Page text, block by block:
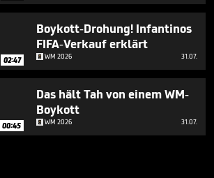
02:47
Boykott-Drohung! Infantinos
FIFA-Verkauf erklärt
WM 2026 31.07.
00:45
Das hält Tah von einem WM-
Boykott
WM 2026 31.07.